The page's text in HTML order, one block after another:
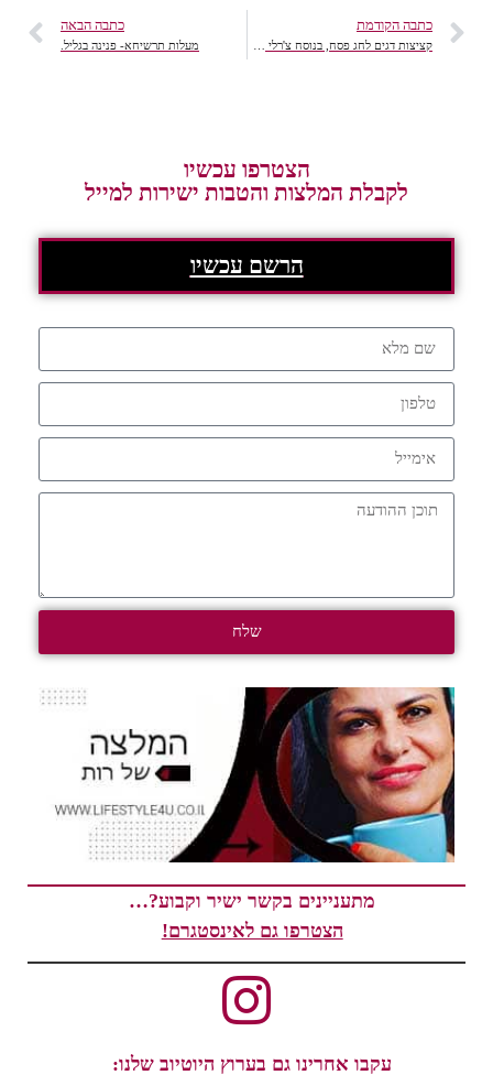
כתבה הקודמת
קציצות דגים לחג פסח, בנוסח צ'רלי פדידה, שף רשת יינות ביתן
כתבה הבאה
מעלות תרשיחא- פנינה בגליל.
הצטרפו עכשיו
לקבלת המלצות והטבות ישירות למייל
הרשם עכשיו
שלח
מתעניינים בקשר ישיר וקבוע?…
הצטרפו גם לאינסטגרם!
עקבו אחרינו גם בערוץ היוטיוב שלנו: